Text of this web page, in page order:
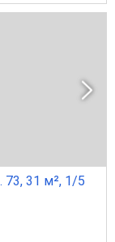
73, 31 м², 1/5